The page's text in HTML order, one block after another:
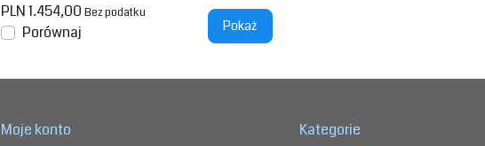
PLN 1.454,00 Bez podatku
Porównaj Pokaż
Moje konto Kategorie